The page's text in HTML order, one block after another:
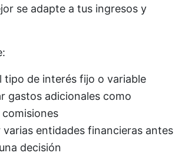
se adapte a tus ingresos y
tipo de interés fijo o variable
gastos adicionales como
varias entidades financieras antes
decisión